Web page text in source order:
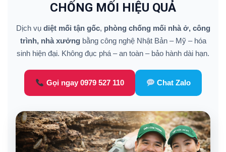
CHỐNG MỐI HIỆU QUẢ
Dịch vụ diệt mối tận gốc, phòng chống mối nhà ở, công
trình, nhà xưởngbằng công nghệ Nhật Bản – Mỹ – hóa
sinh hiện đại. Không đục phá – an toàn – bảo hành dài hạn.
Gọi ngay 0979 527 110 Chat Zalo